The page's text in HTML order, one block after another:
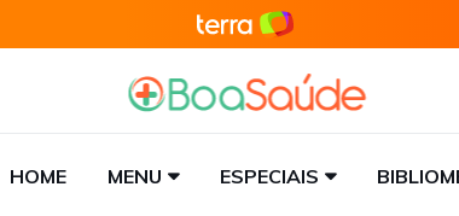
HOME MENU ESPECIAIS